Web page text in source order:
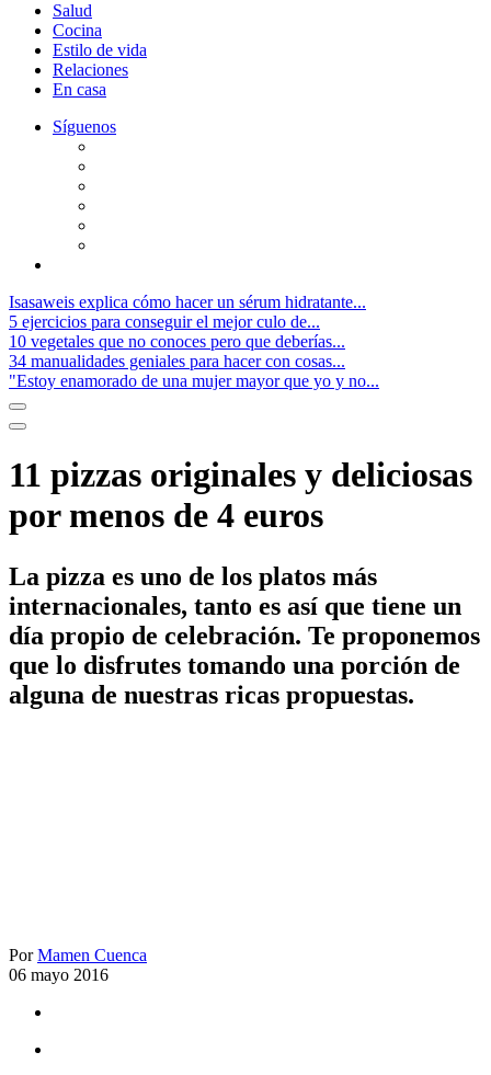
Salud
Cocina
Estilo de vida
Relaciones
En casa
Síguenos
Isasaweis explica cómo hacer un sérum hidratante...
5 ejercicios para conseguir el mejor culo de...
10 vegetales que no conoces pero que deberías...
34 manualidades geniales para hacer con cosas...
"Estoy enamorado de una mujer mayor que yo y no...
11 pizzas originales y deliciosas
por menos de 4 euros
La pizza es uno de los platos más
internacionales, tanto es así que tiene un
día propio de celebración. Te proponemos
que lo disfrutes tomando una porción de
alguna de nuestras ricas propuestas.
PorMamen Cuenca
06 mayo 2016